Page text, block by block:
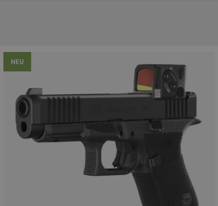
NEU
UNSERE TOP-MARKEN